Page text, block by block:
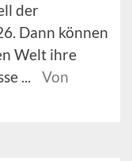
der
Dann können
Welt ihre
...
Von